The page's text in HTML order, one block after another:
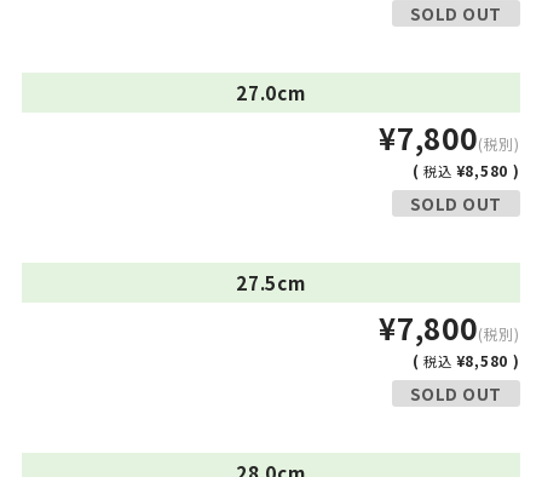
SOLD OUT
27.0cm
¥7,800(税別)
(税込 ¥8,580 )
SOLD OUT
27.5cm
¥7,800(税別)
(税込 ¥8,580 )
SOLD OUT